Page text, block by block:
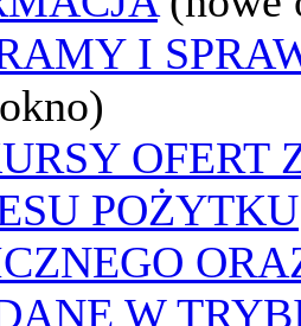
I
OFERT
POŻYTKU
W